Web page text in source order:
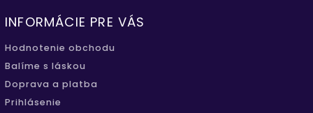
INFORMÁCIE PRE VÁS
Hodnotenie obchodu
Balíme s láskou
Doprava a platba
Prihlásenie